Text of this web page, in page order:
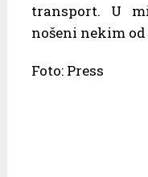
transport. U
nošeni nekim
Foto: Press